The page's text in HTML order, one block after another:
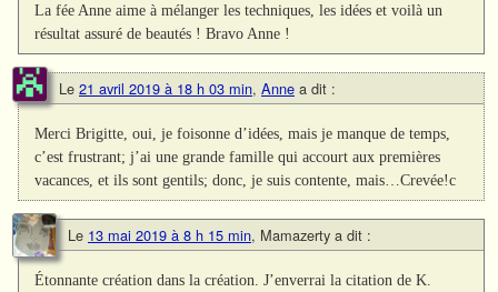
La fée Anne aime à mélanger les techniques, les idées et voilà un
résultat assuré de beautés ! Bravo Anne !
Le 21 avril 2019 à 18 h 03 min, Anne a dit :
Merci Brigitte, oui, je foisonne d’idées, mais je manque de temps,
c’est frustrant; j’ai une grande famille qui accourt aux premières
vacances, et ils sont gentils; donc, je suis contente, mais…Crevée!c
Le 13 mai 2019 à 8 h 15 min, Mamazerty a dit :
Étonnante création dans la création. J’enverrai la citation de K.